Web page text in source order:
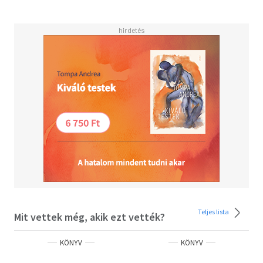
folyó társalgásokat tartalmaz, tanulságos lehet a pályán
óvodapedagógusok, óvodai nevelők, dajkák, pedagógiai
asszisztensek számára is. Végül, de nem utolsósorban
szívből ajánlott a kisgyermeket nevelő szülők, nagyszülők
számára, akik szeretnék tudatosabban követni
gyermekük, unokájuk kommunikációs képességeinek
fejlődését, és szeretnének szakmai támogatást kapni
ahhoz, hogy ezt a fejlődést maguk is elősegítsék a családi
élet hétköznapjaiban.
Tartalomjegyzék:
elsajátítás 14 1.2 A funkcionális nyelvszemlélet 17 1.2.1 A
társalgáselemzés 19 1.2.2 A pragmatikai szemlélet 26 1.2.3
kutatások 39 1.3.1 A társalgás szerveződése 42 1.3.2 A
Mit vettek még, akik ezt vették? Teljes lista
KÖNYV KÖNYV